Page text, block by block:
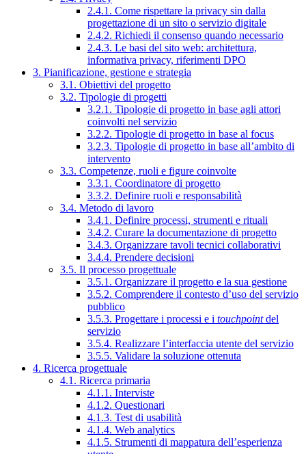
2.4.1. Come rispettare la privacy sin dalla
progettazione di un sito o servizio digitale
2.4.2. Richiedi il consenso quando necessario
2.4.3. Le basi del sito web: architettura,
informativa privacy, riferimenti DPO
3. Pianificazione, gestione e strategia
3.1. Obiettivi del progetto
3.2. Tipologie di progetti
3.2.1. Tipologie di progetto in base agli attori
coinvolti nel servizio
3.2.2. Tipologie di progetto in base al focus
3.2.3. Tipologie di progetto in base all’ambito di
intervento
3.3. Competenze, ruoli e figure coinvolte
3.3.1. Coordinatore di progetto
3.3.2. Definire ruoli e responsabilità
3.4. Metodo di lavoro
3.4.1. Definire processi, strumenti e rituali
3.4.2. Curare la documentazione di progetto
3.4.3. Organizzare tavoli tecnici collaborativi
3.4.4. Prendere decisioni
3.5. Il processo progettuale
3.5.1. Organizzare il progetto e la sua gestione
3.5.2. Comprendere il contesto d’uso del servizio
pubblico
3.5.3. Progettare i processi e i touchpointdel
servizio
3.5.4. Realizzare l’interfaccia utente del servizio
3.5.5. Validare la soluzione ottenuta
4. Ricerca progettuale
4.1. Ricerca primaria
4.1.1. Interviste
4.1.2. Questionari
4.1.3. Test di usabilità
4.1.4. Web analytics
4.1.5. Strumenti di mappatura dell’esperienza